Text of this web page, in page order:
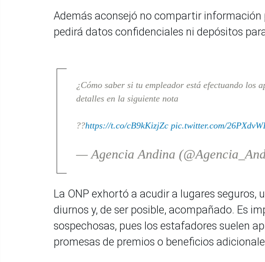
Además aconsejó no compartir información
pedirá datos confidenciales ni depósitos
¿Cómo saber si tu empleador está efectuando los
detalles en la siguiente nota
??https://t.co/cB9kKizjZc pic.twitter.com/
— Agencia Andina
La ONP exhortó a acudir a lugares
diurnos y, de ser posible, acompañado. Es
sospechosas, pues los estafadores suelen
promesas de premios o beneficios